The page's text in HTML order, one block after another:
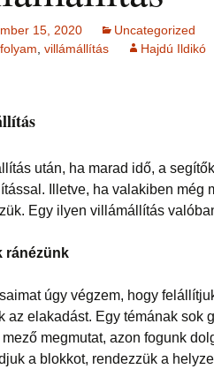
INGÁS
TANFOLYAM
Kronobiológia –
tanfolyam
korrekciója
TANULJ
írások 2.
esetek
Lélekállítás ingával –
További kronobiológia
írások és videók
NÉGY KÉRDÉS –
írások (ítéleteink
megfordítása)
ACCESS
CONSCIOUSNESS
(hozzáférés a
MESE –
problémafeltárás
mesével
témakörében
15, 2020 Uncategorized
villámállítás Hajdú Ildikó
után, ha marad idő, a
Illetve, ha valakiben még
Egy ilyen villámállítás
ránézünk
úgy végzem, hogy
az elakadást. Egy témának sok
megmutat, azon fogunk
a blokkot, rendezzük a